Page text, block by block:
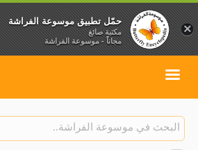
×
حمّل تطبيق موسوعة الفراشة
مكتبة صائغ
مجاناً - موسوعة الفراشة